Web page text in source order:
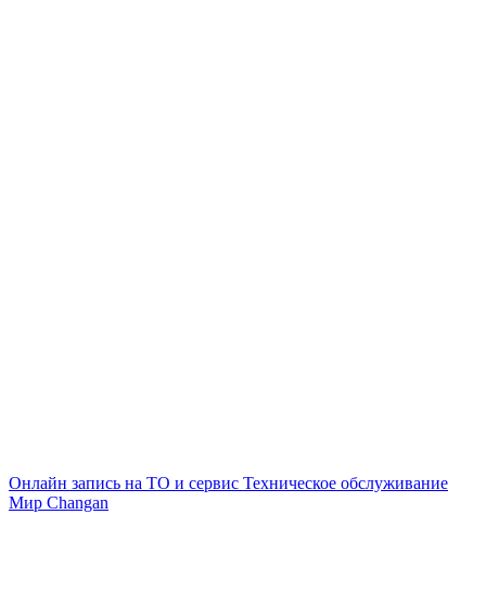
Онлайн запись на ТО и сервис Техническое обслуживание
Мир Changan